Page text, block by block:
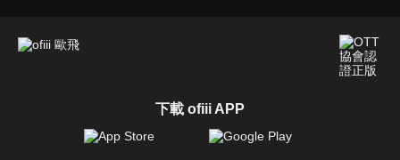
下載 ofiii APP